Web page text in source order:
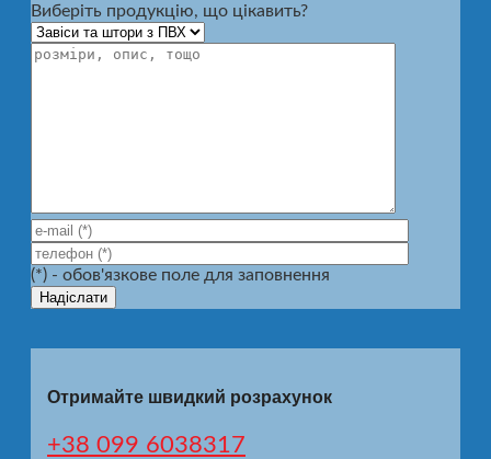
Виберіть продукцію, що цікавить?
(*) - обов'язкове поле для заповнення
Отримайте швидкий розрахунок
+38 099 6038317